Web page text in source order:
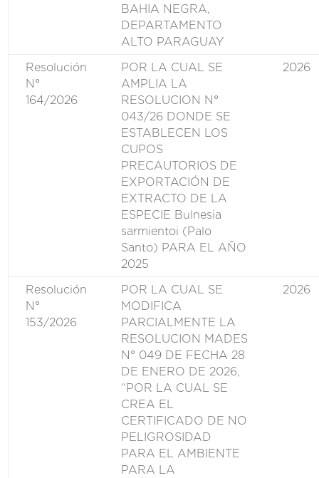
BAHIA NEGRA,
DEPARTAMENTO
ALTO PARAGUAY
Resolución
N°
164/2026
POR LA CUAL SE
AMPLIA LA
RESOLUCION N°
043/26 DONDE SE
ESTABLECEN LOS
CUPOS
PRECAUTORIOS DE
EXPORTACIÓN DE
EXTRACTO DE LA
ESPECIE Bulnesia
sarmientoi (Palo
Santo) PARA EL AÑO
2025
2026
Resolución
N°
153/2026
POR LA CUAL SE
MODIFICA
PARCIALMENTE LA
RESOLUCION MADES
N° 049 DE FECHA 28
DE ENERO DE 2026,
“POR LA CUAL SE
CREA EL
CERTIFICADO DE NO
PELIGROSIDAD
PARA EL AMBIENTE
PARA LA
2026